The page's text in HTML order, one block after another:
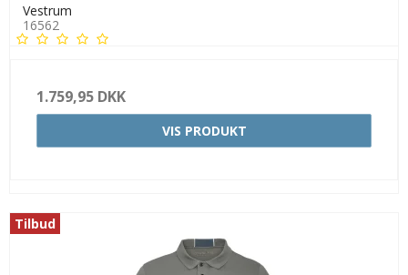
Vestrum
16562
1.759,95 DKK
VIS PRODUKT
Tilbud